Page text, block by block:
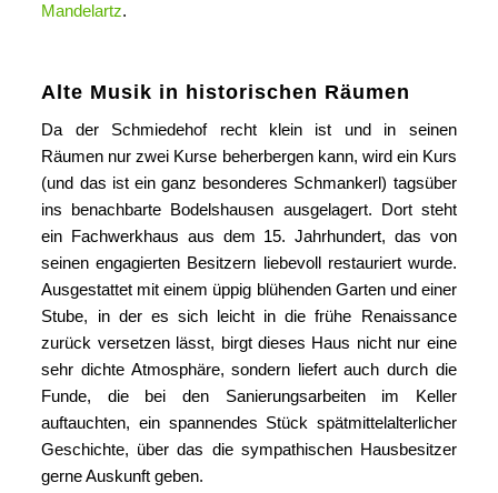
Mandelartz.
Alte Musik in historischen Räumen
Da der Schmiedehof recht klein ist und in seinen
Räumen nur zwei Kurse beherbergen kann, wird ein Kurs
(und das ist ein ganz besonderes Schmankerl) tagsüber
ins benachbarte Bodelshausen ausgelagert. Dort steht
ein Fachwerkhaus aus dem 15. Jahrhundert, das von
seinen engagierten Besitzern liebevoll restauriert wurde.
Ausgestattet mit einem üppig blühenden Garten und einer
Stube, in der es sich leicht in die frühe Renaissance
zurück versetzen lässt, birgt dieses Haus nicht nur eine
sehr dichte Atmosphäre, sondern liefert auch durch die
Funde, die bei den Sanierungsarbeiten im Keller
auftauchten, ein spannendes Stück spätmittelalterlicher
Geschichte, über das die sympathischen Hausbesitzer
gerne Auskunft geben.